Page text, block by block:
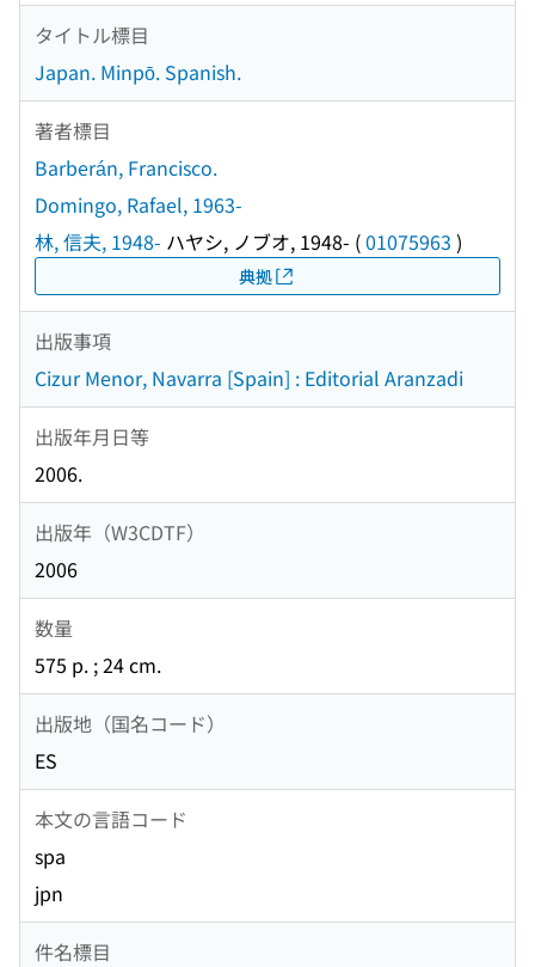
タイトル標目
Japan. Minpō. Spanish.
著者標目
Barberán, Francisco.
Domingo, Rafael, 1963-
林, 信夫, 1948- ハヤシ, ノブオ, 1948- (01075963 )
典拠
出版事項
Cizur Menor, Navarra [Spain] : Editorial Aranzadi
出版年月日等
2006.
出版年（W3CDTF）
2006
数量
575 p. ; 24 cm.
出版地（国名コード）
ES
本文の言語コード
spa
jpn
件名標目